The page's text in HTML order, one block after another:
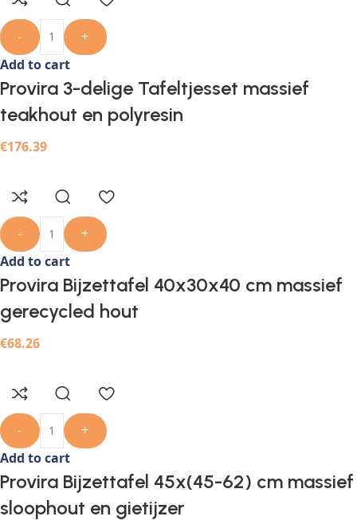
-
+
Add to cart
Provira 3-delige Tafeltjesset massief
teakhout en polyresin
€176.39
-
+
Add to cart
Provira Bijzettafel 40x30x40 cm massief
gerecycled hout
€68.26
-
+
Add to cart
Provira Bijzettafel 45x(45-62) cm massief
sloophout en gietijzer